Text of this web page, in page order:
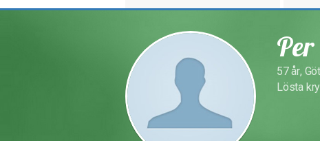
57 år,
Lösta